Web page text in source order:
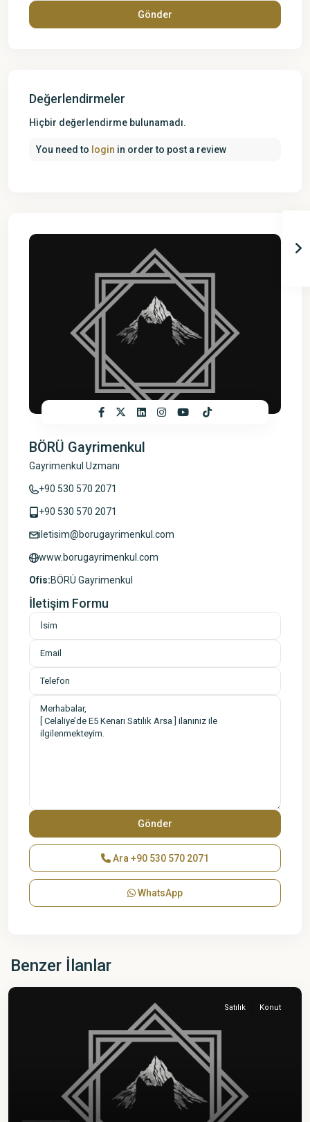
Değerlendirmeler
Hiçbir değerlendirme bulunamadı.
You need to login in order to post a review
BÖRÜ Gayrimenkul
Gayrimenkul Uzmanı
+90 530 570 2071
+90 530 570 2071
iletisim@borugayrimenkul.com
www.borugayrimenkul.com
Ofis:BÖRÜ Gayrimenkul
İletişim Formu
Ara+90 530 570 2071
WhatsApp
Benzer İlanlar
Satılık Konut